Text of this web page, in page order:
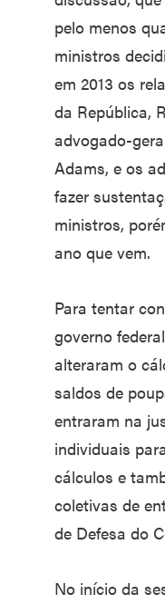
pelo menos
ministros
em 2013 os
da República,
advogado-
Adams, e os
fazer
ministros,
ano que vem.
Para tentar
governo
alteraram o
saldos de
entraram na
individuais
cálculos e
coletivas de
de Defesa do
No início da